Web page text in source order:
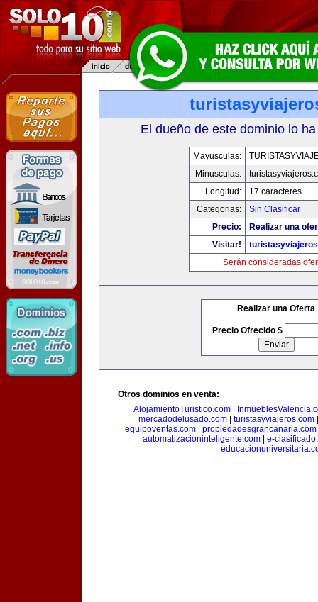
El dueño de este dominio lo
Mayusculas:
Minusculas:
Longitud:
17 caracteres
Categorias:
Sin Clasificar
Precio:
Realizar una
Visitar!
Serán consideradas
Realizar una Oferta
Precio Ofrecido $
Otros dominios en venta:
AlojamientoTuristico.com
mercadodelusado.com| turistasyviajeros.com
equipoventas.com| propiedadesgrancanaria.com
automatizacioninteligente.com| e-